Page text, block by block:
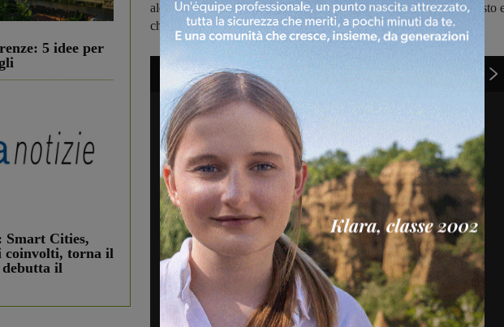
5 idee per
Smart Cities,
coinvolti, torna il
debutta il
ale che non si ferma di fronte alle grandi sfide a cui viene sottoposto
che si merita tutte le migliaia di likes che riceve sui social”.